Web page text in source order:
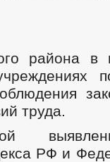
района
труда.
РФ и